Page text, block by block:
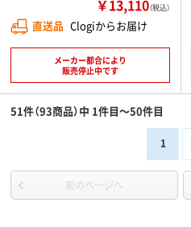
￥13,110（税込）
直送品 Clogiからお届け
メーカー都合により
販売停止中です
51件（93商品）中 1件目～50件目
1
前のページへ